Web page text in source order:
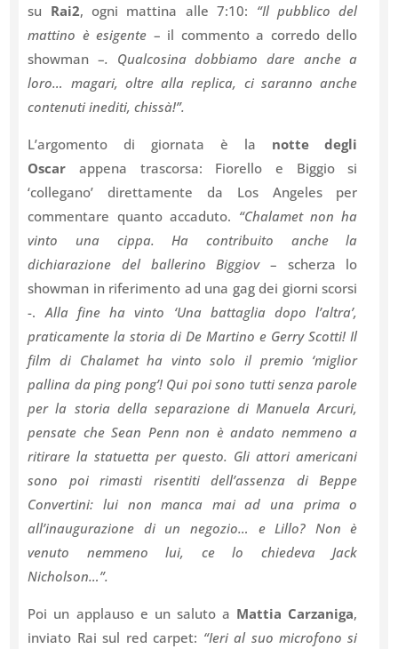
su Rai2, ogni mattina alle 7:10: “Il pubblico del
mattino è esigente – il commento a corredo dello
showman –. Qualcosina dobbiamo dare anche a
loro… magari, oltre alla replica, ci saranno anche
contenuti inediti, chissà!”.
L’argomento di giornata è la notte degli
Oscar appena trascorsa: Fiorello e Biggio si
‘collegano’ direttamente da Los Angeles per
commentare quanto accaduto. “Chalamet non ha
vinto una cippa. Ha contribuito anche la
dichiarazione del ballerino Biggiov– scherza lo
showman in riferimento ad una gag dei giorni scorsi
-. Alla fine ha vinto ‘Una battaglia dopo l’altra’,
praticamente la storia di De Martino e Gerry Scotti! Il
film di Chalamet ha vinto solo il premio ‘miglior
pallina da ping pong’! Qui poi sono tutti senza parole
per la storia della separazione di Manuela Arcuri,
pensate che Sean Penn non è andato nemmeno a
ritirare la statuetta per questo. Gli attori americani
sono poi rimasti risentiti dell’assenza di Beppe
Convertini: lui non manca mai ad una prima o
all’inaugurazione di un negozio… e Lillo? Non è
venuto nemmeno lui, ce lo chiedeva Jack
Nicholson…”.
Poi un applauso e un saluto a Mattia Carzaniga,
inviato Rai sul red carpet: “Ieri al suo microfono si